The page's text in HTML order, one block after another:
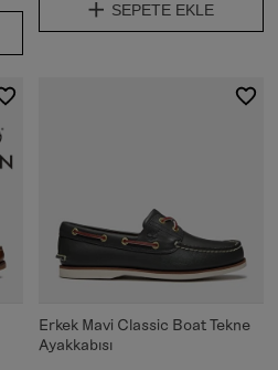
SEPETE EKLE
Erkek Mavi Classic Boat Tekne
Ayakkabısı